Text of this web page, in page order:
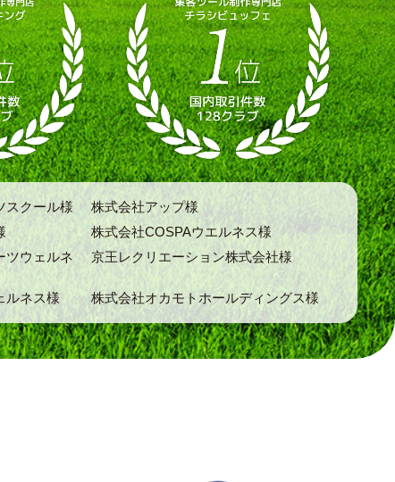
スクール様
株式会社アップ様
株式会社COSPAウエルネス様
ツウェルネ
京王レクリエーション株式会社様
ルネス様 株式会社オカモトホールディングス様